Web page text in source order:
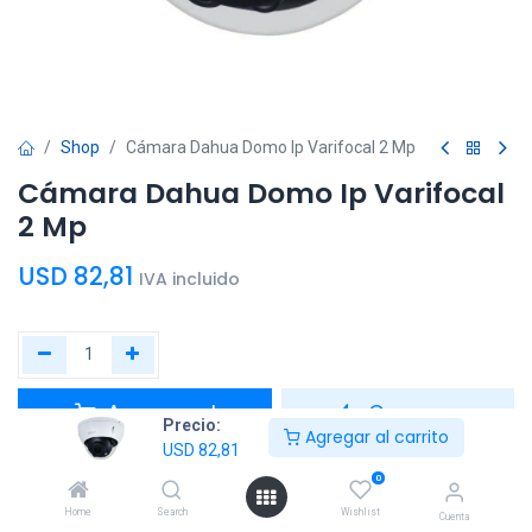
Precio:
USD 82,81
Agregar al carrito
Home Search
0
Wishlist Cuenta
Shop Cámara Dahua Domo Ip Varifocal 2 Mp
Cámara Dahua Domo Ip Varifocal
2 Mp
USD 82,81 IVA incluido
Agregar al
carrito
Comprar
ahora
Agregar a la lista de deseos